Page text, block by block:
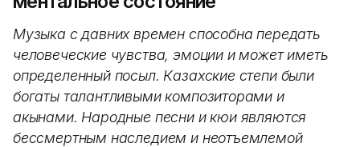
Музыка с давних времен способна передать
человеческие чувства, эмоции и может иметь
определенный посыл. Казахские степи были
богаты талантливыми композиторами и
акынами. Народные песни и кюи являются
бессмертным наследием и неотъемлемой